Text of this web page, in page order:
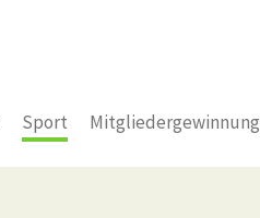
Sport Mitgliedergewinnung